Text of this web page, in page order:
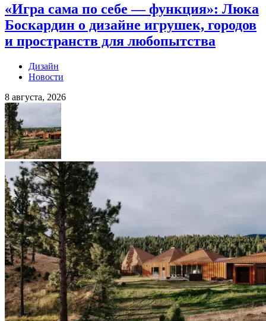
«Игра сама по себе — функция»: Люка
Боскардин о дизайне игрушек, городов
и пространств для любопытства
Дизайн
Новости
8 августа, 2026